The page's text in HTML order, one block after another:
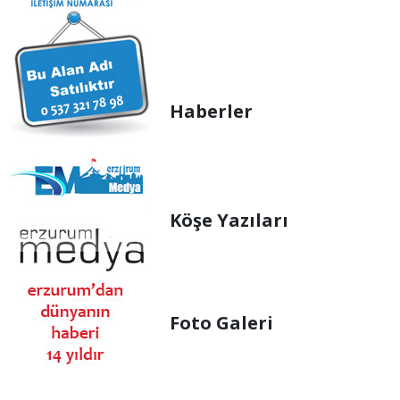
Haberler
Köşe Yazıları
Foto Galeri